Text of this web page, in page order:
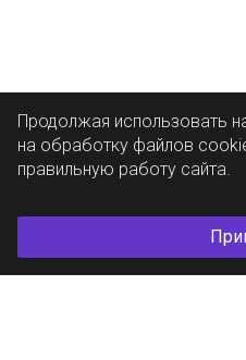
Продолжая использовать
на обработку файлов
правильную работу сайта.